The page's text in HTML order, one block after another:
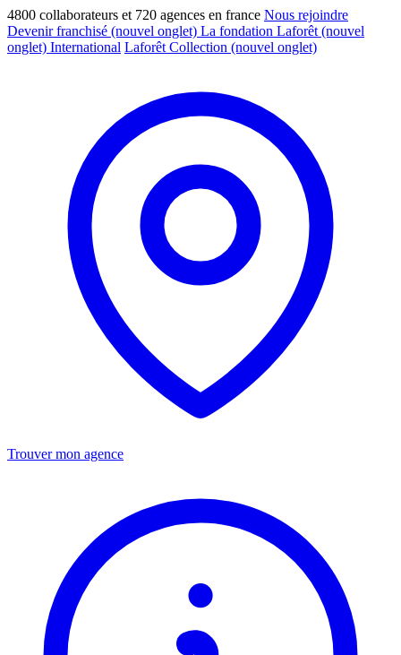
4800 collaborateurs et 720 agences en france Nous rejoindre
Devenir franchisé (nouvel onglet) La fondation Laforêt (nouvel
onglet) International Laforêt Collection (nouvel onglet)
Trouver mon agence